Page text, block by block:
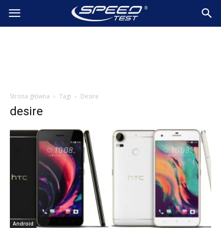
SpeedTest.pl
Strona główna Tagi Desire
desire
Android